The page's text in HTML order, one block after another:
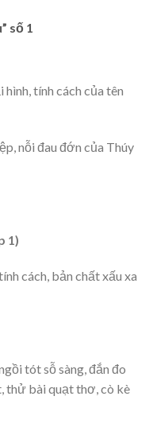
số 1
tính cách của tên
nỗi đau đớn của Thúy
1)
cách, bản chất xấu xa
tót sỗ sàng, đắn đo
thử bài quạt thơ, cò kè